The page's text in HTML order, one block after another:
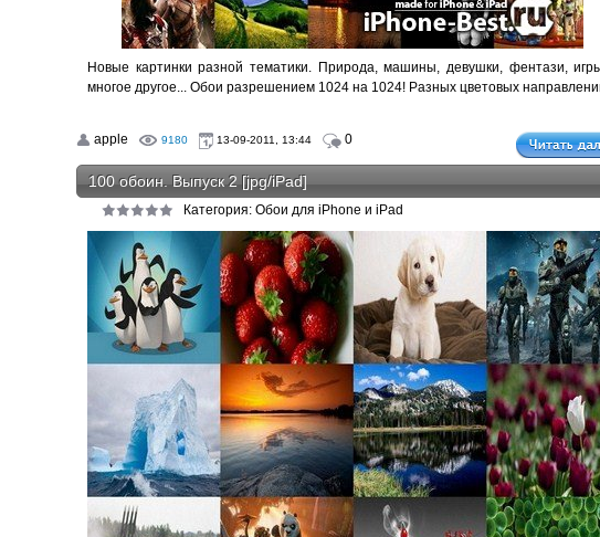
Новые картинки разной тематики. Природа, машины, девушки, фентази,
многое другое... Обои разрешением 1024 на 1024! Разных цветовых
apple 9180 13-09-2011, 13:44 0
100 обоин. Выпуск 2 [jpg/iPad]
Категория: Обои для iPhone и iPad